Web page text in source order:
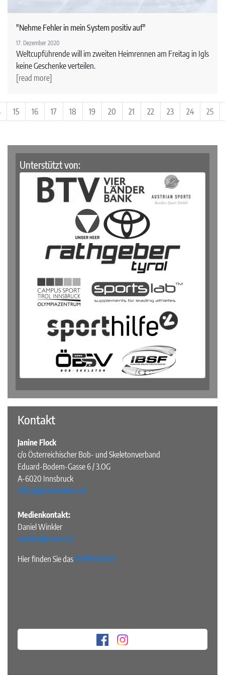
"Nehme Fehler in mein System positiv auf"
17. Dezember 2020
Weltcupführende will im zweiten Heimrennen am Freitag in Igls
keine Geschenke verteilen.
[read more]
15 16 17 18 19 20 21 22 23 24 25
Unterstützt von:
Kontakt
Janine Flock
c/o Österreichischer Bob- und Skeletonverband
Eduard-Bodem-Gasse 6 / 3.OG
A-6020 Innsbruck
office@bobskeleton.at
Medienkontakt:
Daniel Winkler
winkler@nwms.at
Hier finden Sie das IMPRESSUM